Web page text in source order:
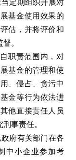
定期组织开展对
基金使用效果的
估，并将评价和
。
职责范围内，对
基金的管理和使
、侵占、贪污中
金等行为依法进
他直接责任人员
事责任。
府有关部门在各
中小企业参加考